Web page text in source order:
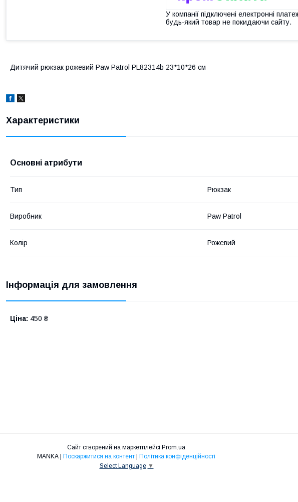
У компанії підключені електронні
будь-який товар не покидаючи сайту.
Дитячий рюкзак рожевий Paw Patrol PL82314b 23*10*26 см
Характеристики
Основні атрибути
Тип Рюкзак
Виробник Paw Patrol
Колір Рожевий
Інформація для замовлення
Ціна: 450 ₴
Сайт створений на маркетплейсі Prom.ua
Поскаржитися на контент
Політика конфіденційності
Select Language ▼